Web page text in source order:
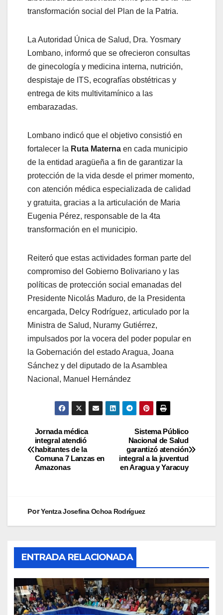
transformación social del Plan de la Patria.
La Autoridad Única de Salud, Dra. Yosmary
Lombano, informó que se ofrecieron consultas
de ginecología y medicina interna, nutrición,
despistaje de ITS, ecografías obstétricas y
entrega de kits multivitamínico a las
embarazadas.
Lombano indicó que el objetivo consistió en
fortalecer la Ruta Materna en cada municipio
de la entidad aragüeña a fin de garantizar la
protección de la vida desde el primer momento,
con atención médica especializada de calidad
y gratuita, gracias a la articulación de Maria
Eugenia Pérez, responsable de la 4ta
transformación en el municipio.
Reiteró que estas actividades forman parte del
compromiso del Gobierno Bolivariano y las
políticas de protección social emanadas del
Presidente Nicolás Maduro, de la Presidenta
encargada, Delcy Rodríguez, articulado por la
Ministra de Salud, Nuramy Gutiérrez,
impulsados por la vocera del poder popular en
la Gobernación del estado Aragua, Joana
Sánchez y del diputado de la Asamblea
Nacional, Manuel Hernández
Sistema Público
Nacional de Salud
garantizó atención
integral a la juventud
en Aragua y Yaracuy
Jornada médica
integral atendió
habitantes de la
Comuna 7 Lanzas en
Amazonas
PorYentza Josefina Ochoa Rodríguez
ENTRADA RELACIONADA